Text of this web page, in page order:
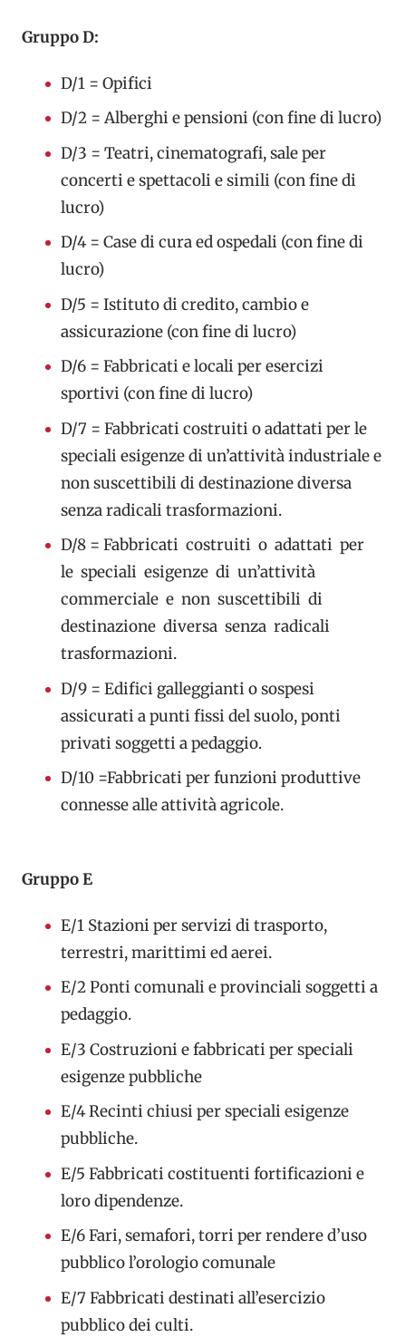
Gruppo D:
D/1 = Opifici
D/2 = Alberghi e pensioni (con fine di lucro)
D/3 = Teatri, cinematografi, sale per
concerti e spettacoli e simili (con fine di
lucro)
D/4 = Case di cura ed ospedali (con fine di
lucro)
D/5 = Istituto di credito, cambio e
assicurazione (con fine di lucro)
D/6 = Fabbricati e locali per esercizi
sportivi (con fine di lucro)
D/7 = Fabbricati costruiti o adattati per le
speciali esigenze di un’attività industriale e
non suscettibili di destinazione diversa
senza radicali trasformazioni.
D/8 = Fabbricati costruiti o adattati per
le speciali esigenze di un’attività
commerciale e non suscettibili di
destinazione diversa senza radicali
trasformazioni.
D/9 = Edifici galleggianti o sospesi
assicurati a punti fissi del suolo, ponti
privati soggetti a pedaggio.
D/10 =Fabbricati per funzioni produttive
connesse alle attività agricole.
Gruppo E
E/1 Stazioni per servizi di trasporto,
terrestri, marittimi ed aerei.
E/2 Ponti comunali e provinciali soggetti a
pedaggio.
E/3 Costruzioni e fabbricati per speciali
esigenze pubbliche
E/4 Recinti chiusi per speciali esigenze
pubbliche.
E/5 Fabbricati costituenti fortificazioni e
loro dipendenze.
E/6 Fari, semafori, torri per rendere d’uso
pubblico l’orologio comunale
E/7 Fabbricati destinati all’esercizio
pubblico dei culti.